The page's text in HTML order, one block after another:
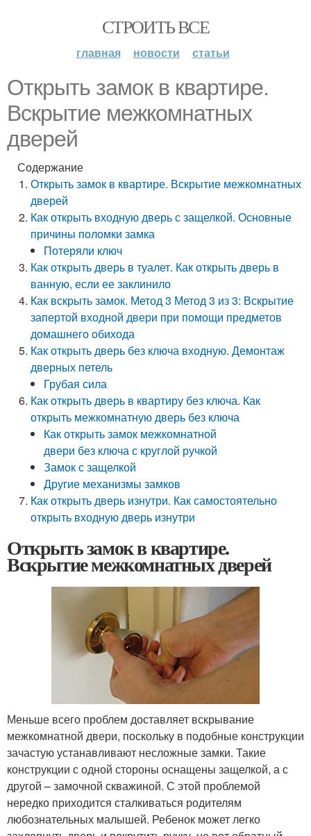
СТРОИТЬ ВСЕ
главная новости статьи
Открыть замок в квартире.
Вскрытие межкомнатных
дверей
Содержание
Открыть замок в квартире. Вскрытие межкомнатных
дверей
Как открыть входную дверь с защелкой. Основные
причины поломки замка
Потеряли ключ
Как открыть дверь в туалет. Как открыть дверь в
ванную, если ее заклинило
Как вскрыть замок. Метод 3 Метод 3 из 3: Вскрытие
запертой входной двери при помощи предметов
домашнего обихода
Как открыть дверь без ключа входную. Демонтаж
дверных петель
Грубая сила
Как открыть дверь в квартиру без ключа. Как
открыть межкомнатную дверь без ключа
Как открыть замок межкомнатной
двери без ключа с круглой ручкой
Замок с защелкой
Другие механизмы замков
Как открыть дверь изнутри. Как самостоятельно
открыть входную дверь изнутри
Открыть замок в квартире.
Вскрытие межкомнатных дверей
Меньше всего проблем доставляет вскрывание
межкомнатной двери, поскольку в подобные конструкции
зачастую устанавливают несложные замки. Такие
конструкции с одной стороны оснащены защелкой, а с
другой – замочной скважиной. С этой проблемой
нередко приходится сталкиваться родителям
любознательных малышей. Ребенок может легко